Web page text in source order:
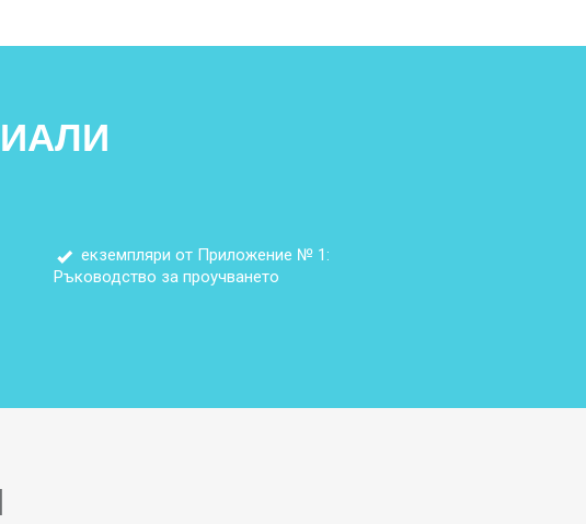
екземпляри от Приложение № 1:
Ръководство за проучването